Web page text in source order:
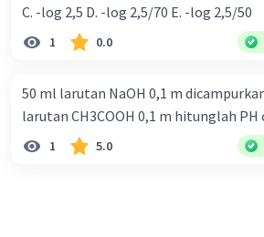
C. -log 2,5 D. -log 2,5/70 E. -log 2,5/50
1 0.0
50 ml larutan NaOH 0,1 m
larutan CH3COOH 0,1 m hitunglah PH
1 5.0